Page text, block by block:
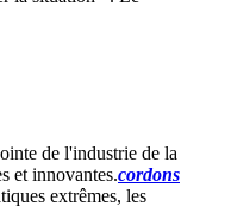
de l'industrie de la
et innovantes.cordons
extrêmes, les